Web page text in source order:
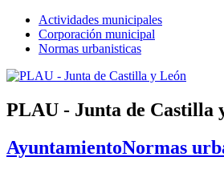
Actividades municipales
Corporación municipal
Normas urbanisticas
PLAU - Junta de Castilla
AyuntamientoNormas